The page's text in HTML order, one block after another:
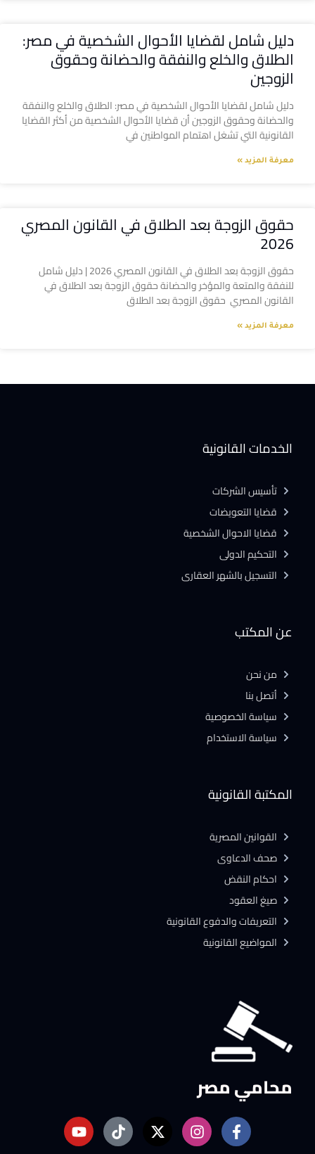
دليل شامل لقضايا الأحوال الشخصية في مصر:
الطلاق والخلع والنفقة والحضانة وحقوق
الزوجين
دليل شامل لقضايا الأحوال الشخصية في مصر: الطلاق والخلع والنفقة
والحضانة وحقوق الزوجين أن قضايا الأحوال الشخصية من أكثر القضايا
القانونية التي تشغل اهتمام المواطنين في
معرفة المزيد »
حقوق الزوجة بعد الطلاق في القانون المصري
2026
حقوق الزوجة بعد الطلاق في القانون المصري 2026 | دليل شامل
للنفقة والمتعة والمؤخر والحضانة حقوق الزوجة بعد الطلاق في
القانون المصري حقوق الزوجة بعد الطلاق
معرفة المزيد »
محامي مصر
المكتبة القانونية
القوانين المصرية
صحف الدعاوى
احكام النقض
صيغ العقود
التعريفات والدفوع القانونية
المواضيع القانونية
عن المكتب
من نحن
أتصل بنا
سياسة الخصوصية
سياسة الاستخدام
الخدمات القانونية
تأسيس الشركات
قضايا التعويضات
قضايا الاحوال الشخصية
التحكيم الدولى
التسجيل بالشهر العقارى